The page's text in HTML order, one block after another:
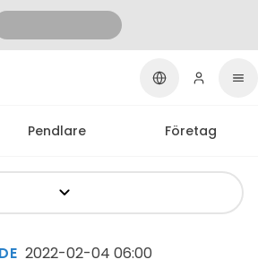
Pendlare Företag
2022-02-04 06:00